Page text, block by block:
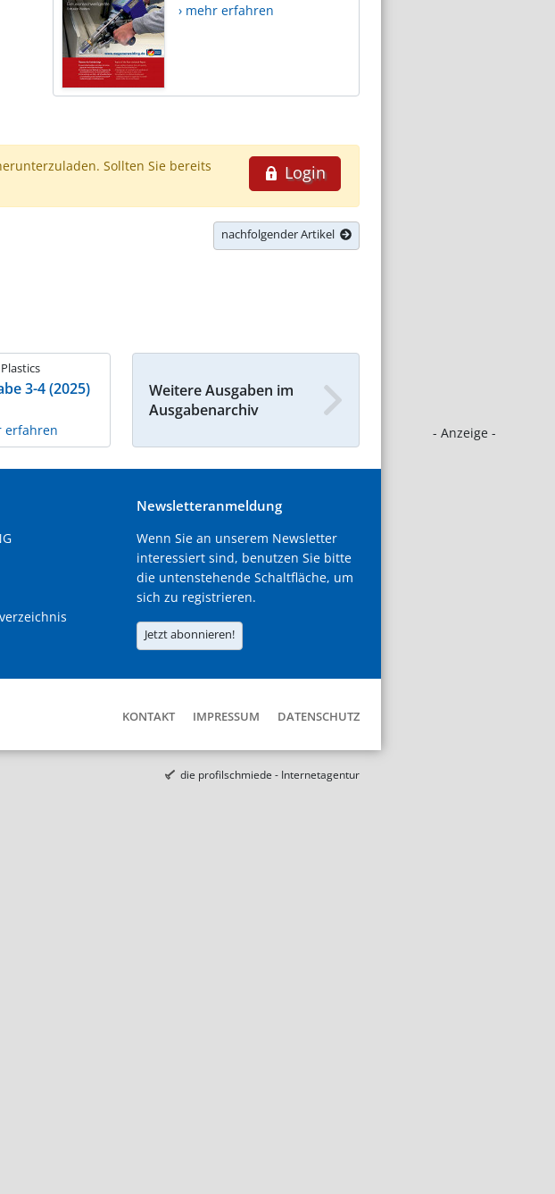
- Anzeige -
› mehr erfahren
Login
Sollten Sie bereits
nachfolgender Artikel
3-4 (2025)
erfahren
Weitere Ausgaben im
Ausgabenarchiv
Newsletteranmeldung
Wenn Sie an unserem Newsletter
interessiert sind, benutzen Sie bitte
die untenstehende Schaltfläche, um
sich zu registrieren.
Jetzt abonnieren!
KONTAKT IMPRESSUM DATENSCHUTZ
die profilschmiede - Internetagentur